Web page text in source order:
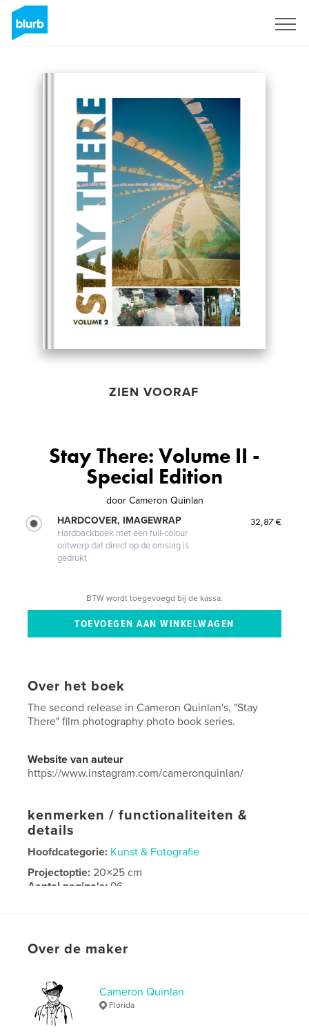
ZIEN VOORAF
Stay There: Volume II -
Special Edition
door Cameron Quinlan
HARDCOVER, IMAGEWRAP
Hardbackboek met een full-colour
ontwerp dat direct op de omslag is
gedrukt
32,87 €
BTW wordt toegevoegd bij de kassa.
Over het boek
The second release in Cameron Quinlan's, "Stay
There" film photography photo book series.
Website van auteur
https://www.instagram.com/cameronquinlan/
kenmerken / functionaliteiten &
details
Hoofdcategorie: Kunst & Fotografie
Projectoptie:20×25 cm
Aantal pagina's:96
Datum publiceren:
Over de maker
Cameron Quinlan
Florida